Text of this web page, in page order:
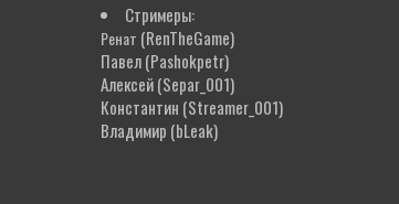
Стримеры:
Ренат (RenTheGame)
Павел(Pashokpetr)
Алексей(Separ_001)
Константин (Streamer_001)
Владимир (bLeak)